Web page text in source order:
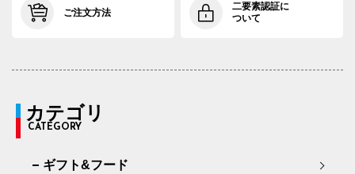
ご注文方法
二要素認証に
ついて
カテゴリ
CATEGORY
ギフト&フード